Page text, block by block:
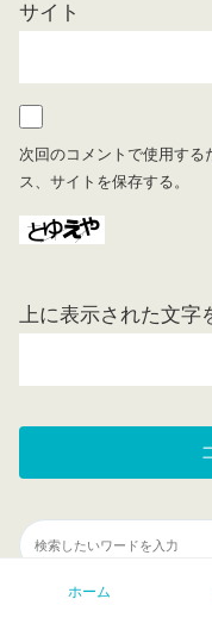
サイト
次回のコメントで使用す
ス、サイトを保存する。
上に表示された文字
ホーム